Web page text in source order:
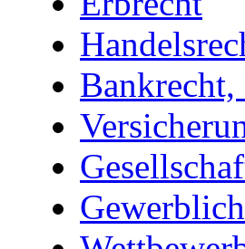
Bankrecht,